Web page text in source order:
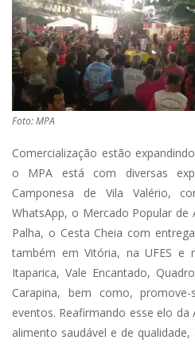
Foto: MPA
Comercialização estão
o MPA está com diversas
Camponesa de Vila Valério,
WhatsApp, o Mercado Popular de
Palha, o Cesta Cheia com
também em Vitória, na UFES e
Itaparica, Vale Encantado,
Carapina, bem como,
eventos. Reafirmando esse elo da
alimento saudável e de